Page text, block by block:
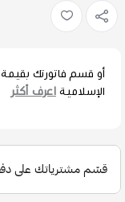
أو قسم فاتورتك بقيمة
الإسلامية اعرف أكثر